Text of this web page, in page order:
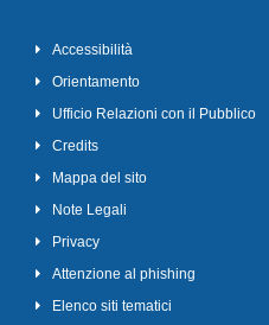
Accessibilità
Orientamento
Ufficio Relazioni con il Pubblico
Credits
Mappa del sito
Note Legali
Privacy
Attenzione al phishing
Elenco siti tematici